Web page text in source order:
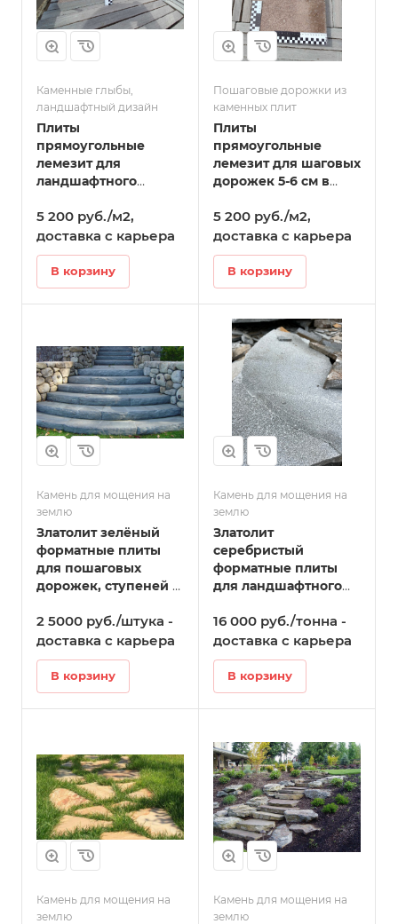
Каменные глыбы,
ландшафтный дизайн
Плиты
прямоугольные
лемезит для
ландшафтного
Камышлове
5 200 руб./м2,
доставка с карьера
В корзину
Пошаговые дорожки из
каменных плит
Плиты
прямоугольные
лемезит для шаговых
дорожек 5-6 см в
5 200 руб./м2,
доставка с карьера
В корзину
Камень для мощения на
землю
Златолит зелёный
форматные плиты
для пошаговых
дорожек, ступеней в
2 5000 руб./штука -
доставка с карьера
В корзину
Камень для мощения на
землю
Златолит
серебристый
форматные плиты
для ландшафтного
Камышлове
16 000 руб./тонна -
доставка с карьера
В корзину
Камень для мощения на
землю
Камень для мощения на
землю